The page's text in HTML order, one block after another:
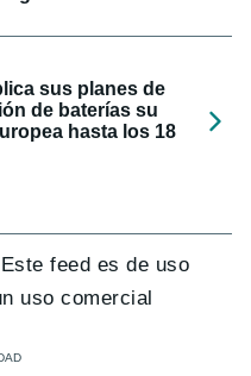
sus planes de
de baterías su
hasta los 18
Este feed es de uso
uso comercial